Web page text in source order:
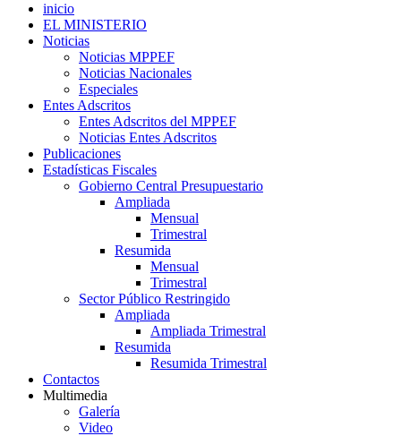
inicio
EL MINISTERIO
Noticias
Noticias MPPEF
Noticias Nacionales
Especiales
Entes Adscritos
Entes Adscritos del MPPEF
Noticias Entes Adscritos
Publicaciones
Estadísticas Fiscales
Gobierno Central Presupuestario
Ampliada
Mensual
Trimestral
Resumida
Mensual
Trimestral
Sector Público Restringido
Ampliada
Ampliada Trimestral
Resumida
Resumida Trimestral
Contactos
Multimedia
Galería
Video